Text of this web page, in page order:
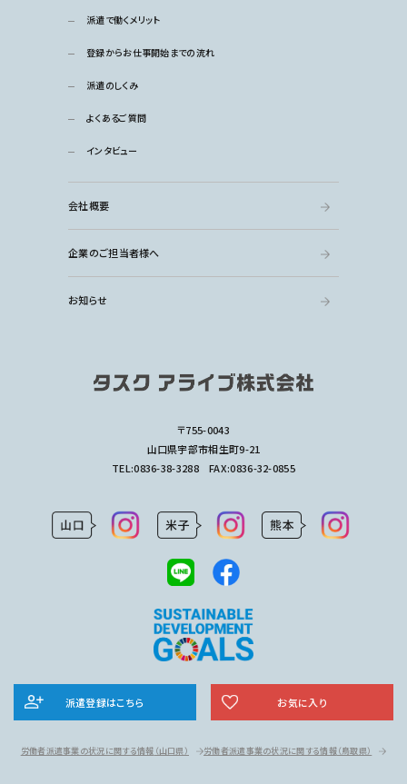
派遣で働くメリット
登録からお仕事開始までの流れ
派遣のしくみ
よくあるご質問
インタビュー
会社概要
企業のご担当者様へ
お知らせ
〒755-0043
山口県宇部市相生町9-21
TEL:0836-38-3288FAX:0836-32-0855
派遣登録はこちら お気に入り
労働者派遣事業の状況に関する情報 （山口県） 労働者派遣事業の状況に関する情報（鳥取県）